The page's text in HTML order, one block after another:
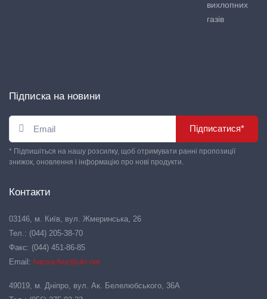
вихлопних
газів
Підписка на новини
Підписатися*
* Підпишіться на нашу розсилку, щоб отримувати ранні пропозиції
знижок, оновлення і інформацію про нові продукти.
Контакти
03146, м. Київ, вул. Жмеринська, 26
Тел.: (044) 205-38-70
Факс: (044) 451-86-85
Email: hansa-flex@ukr.net
49019, м. Дніпро, вул. Ак. Белелюбського, 36А